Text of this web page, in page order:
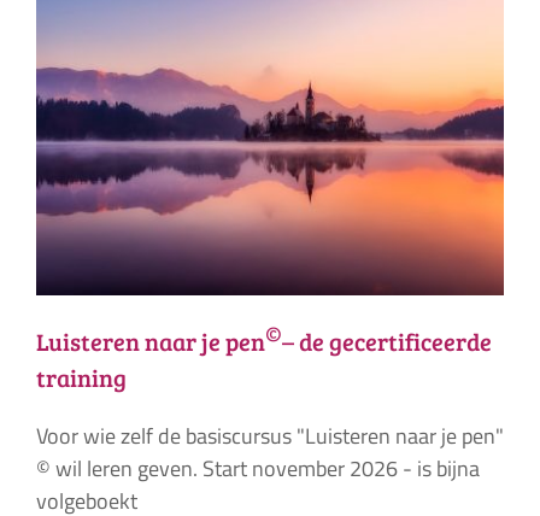
Luisteren naar je pen©– de gecertificeerde
training
Voor wie zelf de basiscursus "Luisteren naar je pen"
© wil leren geven. Start november 2026 - is bijna
volgeboekt